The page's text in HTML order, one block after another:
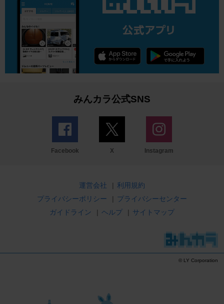
みんカラ公式SNS
Facebook X Instagram
運営会社 | 利用規約
プライバシーポリシー
| プライバシーセンター
ガイドライン
| ヘルプ | サイトマップ
© LY Corporation